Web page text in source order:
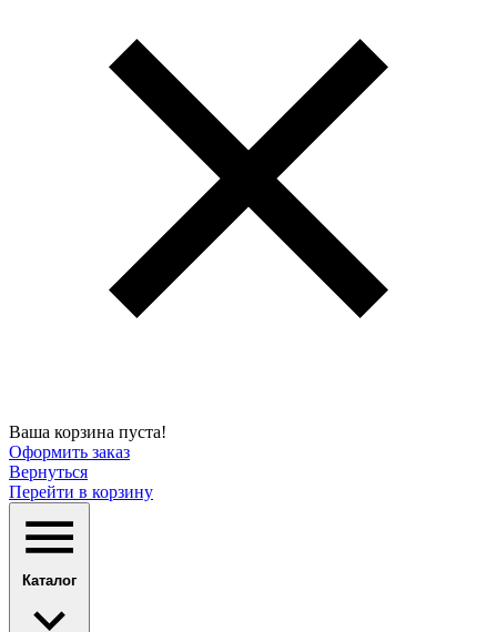
Ваша корзина пуста!
Оформить заказ
Вернуться
Перейти в корзину
Каталог